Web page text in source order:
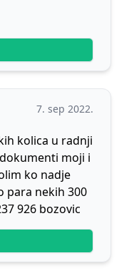
7. sep 2022.
kolica u radnji
moji i
ko nadje
para nekih 300
926 bozovic